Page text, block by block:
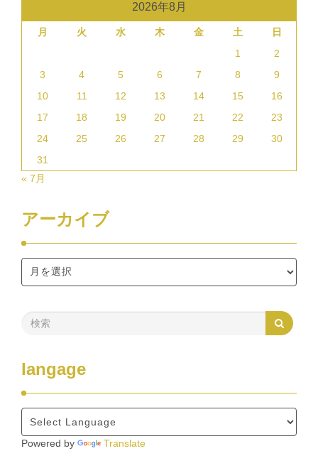
2026年8月
月 火 水 木 金 土
日
1
2
3
4 5 6 7 8
9
10
11 12 13 14 15
16
17
18 19 20 21 22
23
24
25 26 27 28 29
30
31
« 7月
アーカイブ
langage
Powered by Translate